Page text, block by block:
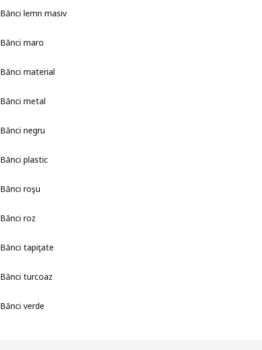
Bănci lemn masiv
Bănci maro
Bănci material
Bănci metal
Bănci negru
Bănci plastic
Bănci roşu
Bănci roz
Bănci tapiţate
Bănci turcoaz
Bănci verde